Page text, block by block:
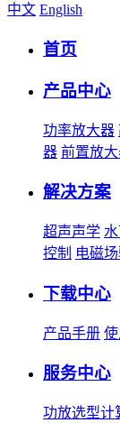
中文 English
首页
产品中心
功率放大器
器 前置放
解决方案
超声声学
控制 电磁
下载中心
产品手册
服务中心
功放选型计